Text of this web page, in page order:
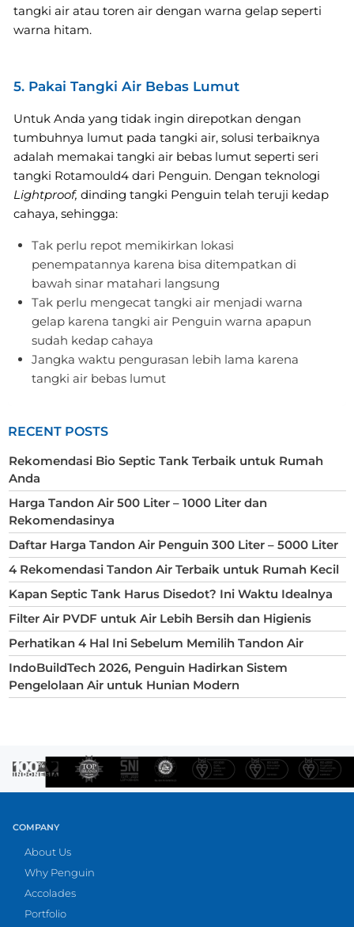
tangki air atau toren air dengan warna gelap seperti
warna hitam.
5. Pakai Tangki Air Bebas Lumut
Untuk Anda yang tidak ingin direpotkan dengan
tumbuhnya lumut pada tangki air, solusi terbaiknya
adalah memakai tangki air bebas lumut seperti seri
tangki Rotamould4 dari Penguin. Dengan teknologi
Lightproof, dinding tangki Penguin telah teruji kedap
cahaya, sehingga:
Tak perlu repot memikirkan lokasi
penempatannya karena bisa ditempatkan di
bawah sinar matahari langsung
Tak perlu mengecat tangki air menjadi warna
gelap karena tangki air Penguin warna apapun
sudah kedap cahaya
Jangka waktu pengurasan lebih lama karena
tangki air bebas lumut
RECENT POSTS
Rekomendasi Bio Septic Tank Terbaik untuk Rumah
Anda
Harga Tandon Air 500 Liter – 1000 Liter dan
Rekomendasinya
Daftar Harga Tandon Air Penguin 300 Liter – 5000 Liter
4 Rekomendasi Tandon Air Terbaik untuk Rumah Kecil
Kapan Septic Tank Harus Disedot? Ini Waktu Idealnya
Filter Air PVDF untuk Air Lebih Bersih dan Higienis
Perhatikan 4 Hal Ini Sebelum Memilih Tandon Air
IndoBuildTech 2026, Penguin Hadirkan Sistem
Pengelolaan Air untuk Hunian Modern
COMPANY
About Us
Why Penguin
Accolades
Portfolio